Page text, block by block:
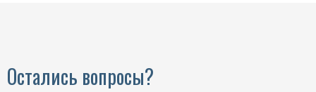
Остались вопросы?